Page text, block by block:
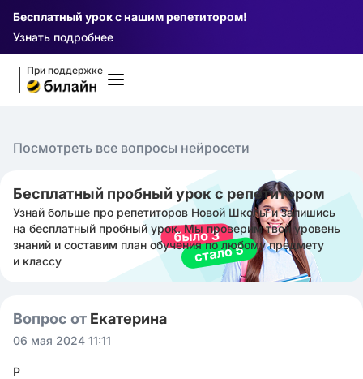
Бесплатный урок с нашим репетитором!
Узнать подробнее
При поддержке
Посмотреть все вопросы нейросети
Бесплатный пробный урок с репетитором
Узнай больше про репетиторов Новой Школы и запишись
на бесплатный пробный урок. Мы проверим твой уровень
знаний и составим план обучения по любому предмету
и классу
Вопрос от Екатерина ㅤ
06 мая 2024 11:11
Р